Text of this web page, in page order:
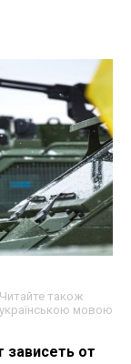
Читайте також
українською мовою
от